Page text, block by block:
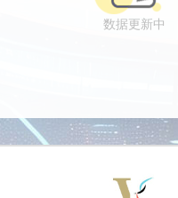
数据更新中